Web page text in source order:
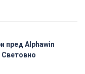
пред Alphawin